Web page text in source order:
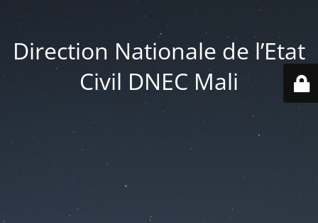
Direction Nationale de l’Etat
Civil DNEC Mali